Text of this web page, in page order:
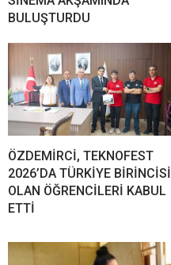
BULUŞTURDU
ÖZDEMİRCİ, TEKNOFEST
2026’DA TÜRKİYE BİRİNCİSİ
OLAN ÖĞRENCİLERİ KABUL
ETTİ